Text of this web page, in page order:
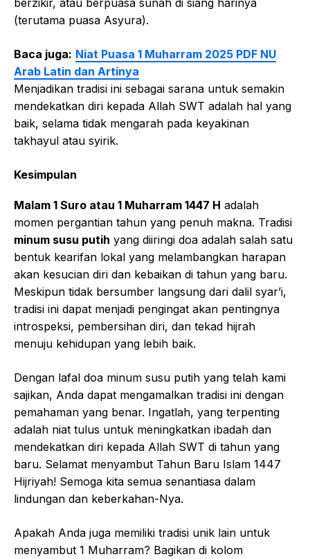
(terutama puasa Asyura).
Baca juga: Niat Puasa 1 Muharram 2025 PDF NU
Arab Latin dan Artinya
Menjadikan tradisi ini sebagai sarana untuk semakin
mendekatkan diri kepada Allah SWT adalah hal yang
baik, selama tidak mengarah pada keyakinan
takhayul atau syirik.
Kesimpulan
Malam 1 Suro atau 1 Muharram 1447 H adalah
momen pergantian tahun yang penuh makna. Tradisi
minum susu putih yang diiringi doa adalah salah satu
bentuk kearifan lokal yang melambangkan harapan
akan kesucian diri dan kebaikan di tahun yang baru.
Meskipun tidak bersumber langsung dari dalil syar’i,
tradisi ini dapat menjadi pengingat akan pentingnya
introspeksi, pembersihan diri, dan tekad hijrah
menuju kehidupan yang lebih baik.
Dengan lafal doa minum susu putih yang telah kami
sajikan, Anda dapat mengamalkan tradisi ini dengan
pemahaman yang benar. Ingatlah, yang terpenting
adalah niat tulus untuk meningkatkan ibadah dan
mendekatkan diri kepada Allah SWT di tahun yang
baru. Selamat menyambut Tahun Baru Islam 1447
Hijriyah! Semoga kita semua senantiasa dalam
lindungan dan keberkahan-Nya.
Apakah Anda juga memiliki tradisi unik lain untuk
menyambut 1 Muharram? Bagikan di kolom